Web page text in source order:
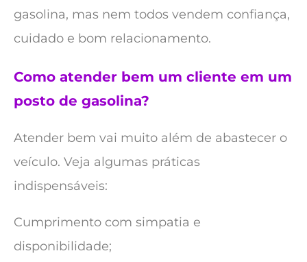
gasolina, mas nem todos vendem confiança,
cuidado e bom relacionamento.
Como atender bem um cliente em um
posto de gasolina?
Atender bem vai muito além de abastecer o
veículo. Veja algumas práticas
indispensáveis:
Cumprimento com simpatia e
disponibilidade;